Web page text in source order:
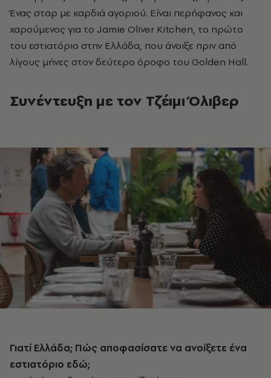
Ένας σταρ με καρδιά αγοριού. Είναι περήφανος και
χαρούμενος για το Jamie Oliver Kitchen, το πρώτο
του εστιατόριο στην Ελλάδα, που άνοιξε πριν από
λίγους μήνες στον δεύτερο όροφο του Golden Hall.
Συνέντευξη με τον Τζέιμι Όλιβερ
Γιατί Ελλάδα; Πώς αποφασίσατε να ανοίξετε ένα
εστιατόριο εδώ;